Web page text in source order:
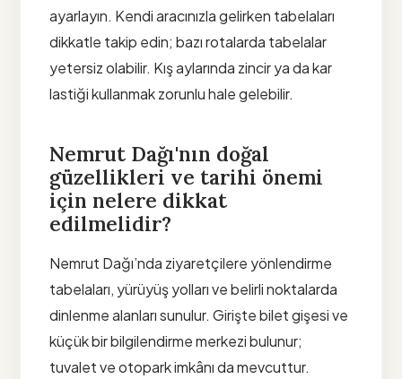
ayarlayın. Kendi aracınızla gelirken tabelaları
dikkatle takip edin; bazı rotalarda tabelalar
yetersiz olabilir. Kış aylarında zincir ya da kar
lastiği kullanmak zorunlu hale gelebilir.
Nemrut Dağı'nın doğal
güzellikleri ve tarihi önemi
için nelere dikkat
edilmelidir?
Nemrut Dağı’nda ziyaretçilere yönlendirme
tabelaları, yürüyüş yolları ve belirli noktalarda
dinlenme alanları sunulur. Girişte bilet gişesi ve
küçük bir bilgilendirme merkezi bulunur;
tuvalet ve otopark imkânı da mevcuttur.